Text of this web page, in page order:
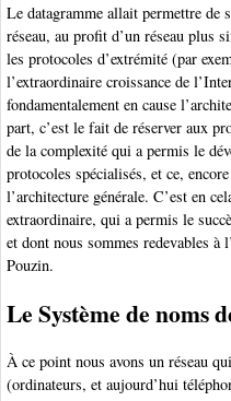
Le datagramme allait permettre de
réseau, au profit d’un réseau plus
les protocoles d’extrémité (par
l’extraordinaire croissance de
fondamentalement en cause
part, c’est le fait de réserver aux
de la complexité qui a permis le
protocoles spécialisés, et ce,
l’architecture générale. C’est en
extraordinaire, qui a permis le
et dont nous sommes redevables à
Pouzin.
Le Système de noms
À ce point nous avons un réseau
(ordinateurs, et aujourd’hui